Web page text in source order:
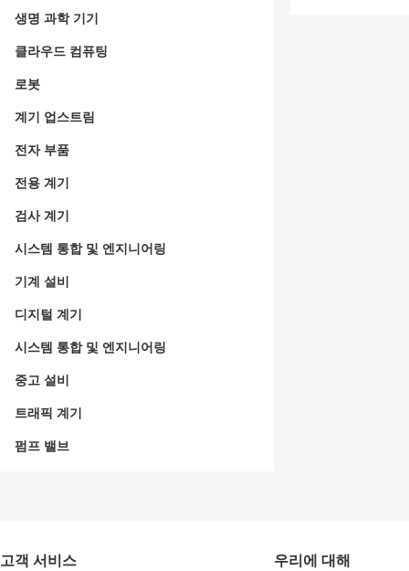
생명 과학 기기
클라우드 컴퓨팅
로봇
계기 업스트림
전자 부품
전용 계기
검사 계기
시스템 통합 및 엔지니어링
기계 설비
디지털 계기
시스템 통합 및 엔지니어링
중고 설비
트래픽 계기
펌프 밸브
고객 서비스
우리에 대해